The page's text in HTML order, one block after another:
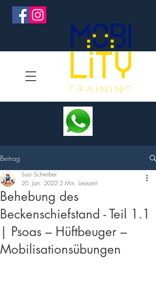
Beitrag
Behebung des
Beckenschiefstand - Teil 1.1
| Psoas – Hüftbeuger –
Mobilisationsübungen
Susi Schreiber
20. Jan. 2022 2 Min. Lesezeit